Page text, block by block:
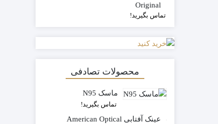
Original
تماس بگیرید!
محصولات تصادفی
ماسک N95
تماس بگیرید!
عینک آفتابی American Optical